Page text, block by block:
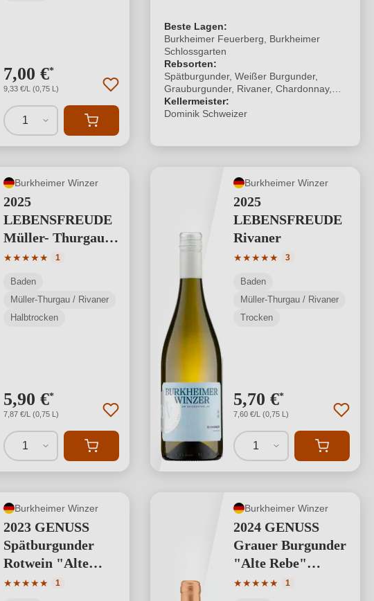
7,00 €*
9,33 €/L (0,75 L)
1
Beste Lagen:
Burkheimer Feuerberg, Burkheimer
Schlossgarten
Rebsorten:
Spätburgunder, Weißer Burgunder,
Grauburgunder, Rivaner, Chardonnay,
Scheurebe, Silvaner, Gewürztraminer
Kellermeister:
Dominik Schweizer
Burkheimer Winzer
2025
LEBENSFREUDE
Müller- Thurgau
Kabinett
★★★★★
Durchschnittliche Bewertung von 5 von 5 Sternen
1
Baden
Müller-Thurgau / Rivaner
Halbtrocken
5,90 €*
7,87 €/L (0,75 L)
1
Burkheimer Winzer
2025
LEBENSFREUDE
Rivaner
★★★★★
Durchschnittliche
3
Baden
Müller-Thurgau / Rivaner
Trocken
5,70 €*
7,60 €/L (0,75 L)
1
Burkheimer Winzer
2023 GENUSS
Spätburgunder
Rotwein "Alte
Rebe" Spätlese
★★★★★
Durchschnittliche Bewertung von 5 von 5 Sternen
1
Burkheimer Winzer
2024 GENUSS
Grauer Burgunder
"Alte Rebe"
Spätlese
★★★★★
Durchschnittliche
1